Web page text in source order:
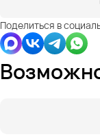
Поделиться в